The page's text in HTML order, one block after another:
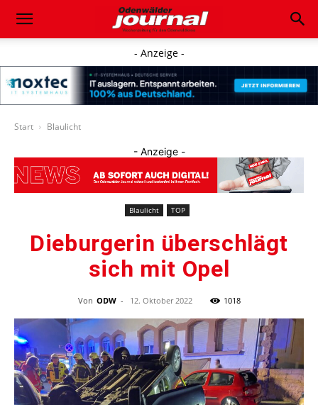
- Anzeige -
Start Blaulicht
- Anzeige -
Blaulicht TOP
Dieburgerin überschlägt
sich mit Opel
Von ODW - 12. Oktober 2022 1018